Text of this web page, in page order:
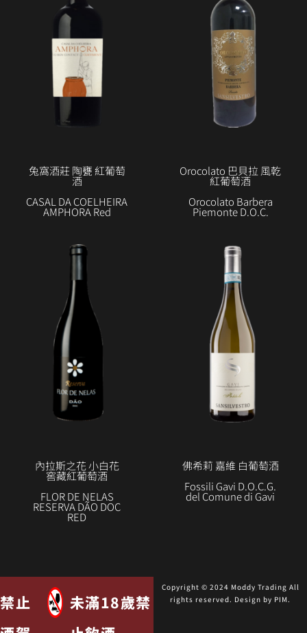
兔窩酒莊 陶甕 紅葡萄
酒
CASAL DA COELHEIRA
AMPHORA Red
Orocolato 巴貝拉 風乾
紅葡萄酒
Orocolato Barbera
Piemonte D.O.C.
內拉斯之花 小白花
窖藏紅葡萄酒
FLOR DE NELAS
RESERVA DÃO DOC
RED
佛希莉 嘉維 白葡萄酒
Fossili Gavi D.O.C.G.
del Comune di Gavi
禁止
未滿18歲禁
Copyright © 2024 Moddy Trading All
rights reserved. Design by PIM.